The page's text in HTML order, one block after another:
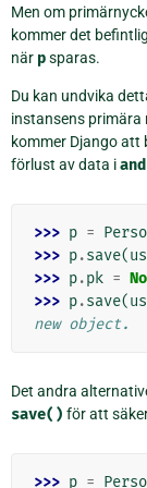
Men om
kommer det
när psparas.
Du kan undvika
instansens primära
kommer Django att
förlust av data i
>>> p =
>>> p.save(
>>> p.pk =
>>> p.save(
new object.
Det andra
save() för att
>>> p =